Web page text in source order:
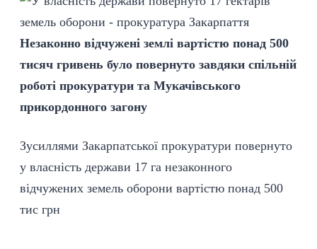
Незаконно відчужені землі вартістю понад 500
тисяч гривень було повернуто завдяки спільній
роботі прокуратури та Мукачівського
прикордонного загону
Зусиллями Закарпатської прокуратури повернуто
у власність держави 17 га незаконного
відчужених земель оборони вартістю понад 500
тис грн